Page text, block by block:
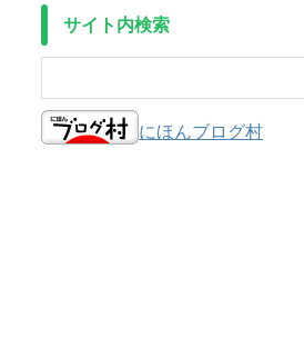
サイト内検索
にほんブログ村